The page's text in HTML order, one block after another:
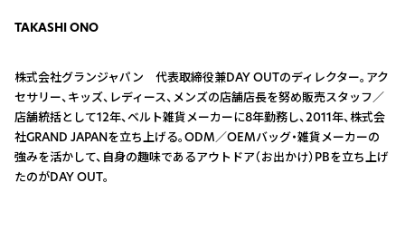
TAKASHI ONO
株式会社グランジャパン 代表取締役兼DAY OUTのディレクター。アク
セサリー、キッズ、レディース、メンズの店舗店長を努め販売スタッフ／
店舗統括として12年、ベルト雑貨メーカーに8年勤務し、2011年、株式会
社GRAND JAPANを立ち上げる。ODM／OEMバッグ・雑貨メーカーの
強みを活かして、自身の趣味であるアウトドア（お出かけ）PBを立ち上げ
たのがDAY OUT。